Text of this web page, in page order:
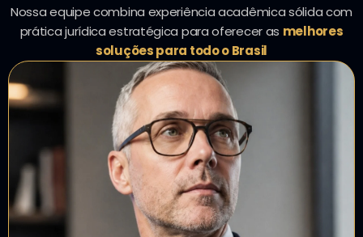
Nossa equipe combina experiência acadêmica sólida com
prática jurídica estratégica para oferecer as melhores
soluções para todo o Brasil